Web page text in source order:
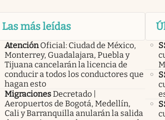
Las más leídas
Atención Oficial: Ciudad de México,
Monterrey, Guadalajara, Puebla y
Tijuana cancelarán la licencia de
conducir a todos los conductores que
hagan esto
MigracionesDecretado |
Aeropuertos de Bogotá, Medellín,
Cali y Barranquilla anularán la salida